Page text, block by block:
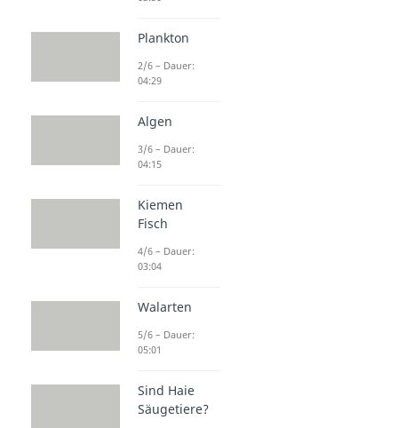
Plankton
2/6 – Dauer:
04:29
Algen
3/6 – Dauer:
04:15
Kiemen
Fisch
4/6 – Dauer:
03:04
Walarten
5/6 – Dauer:
05:01
Sind Haie
Säugetiere?